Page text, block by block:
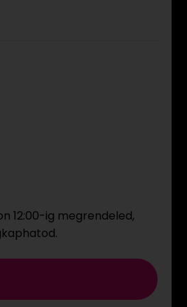
12:00-ig megrendeled,